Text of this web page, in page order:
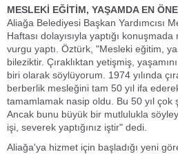
MESLEKİ EĞİTİM, YAŞAMDA EN
Aliağa Belediyesi Başkan Yardımcısı
Haftası dolayısıyla yaptığı
vurgu yaptı. Öztürk, "Mesleki eğitim,
bileziktir. Çıraklıktan yetişmiş,
biri olarak söylüyorum. 1974 yılında
berberlik mesleğini tam 50 yıl ifa
tamamlamak nasip oldu. Bu 50 yıl çok
Ancak bunu büyük bir mutlulukla
işi, severek yaptığınız iştir" dedi.
Aliağa'ya hizmet için başladığı yeni